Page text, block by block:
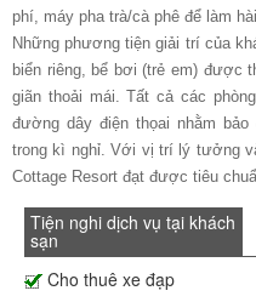
phí, máy pha trà/cà phê để làm
Những phương tiện giải trí của
biển riêng, bể bơi (trẻ em) được
giãn thoải mái. Tất cả các
đường dây điện thọai nhằm
trong kì nghỉ. Với vị trí lý tưởng
Cottage Resort đạt được tiêu
Tiện nghi dịch vụ tại khách
sạn
Cho thuê xe đạp